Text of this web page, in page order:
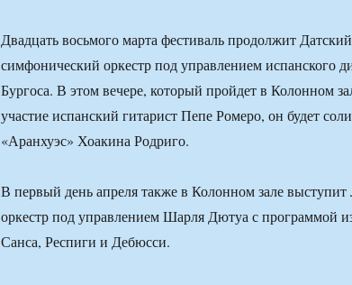
Двадцать восьмого марта фестиваль продолжит
симфонический оркестр под управлением испанского
Бургоса. В этом вечере, который пройдет в Колонном
участие испанский гитарист Пепе Ромеро, он будет
«Аранхуэс» Хоакина Родриго.
В первый день апреля также в Колонном зале
оркестр под управлением Шарля Дютуа с программой
Санса, Респиги и Дебюсси.